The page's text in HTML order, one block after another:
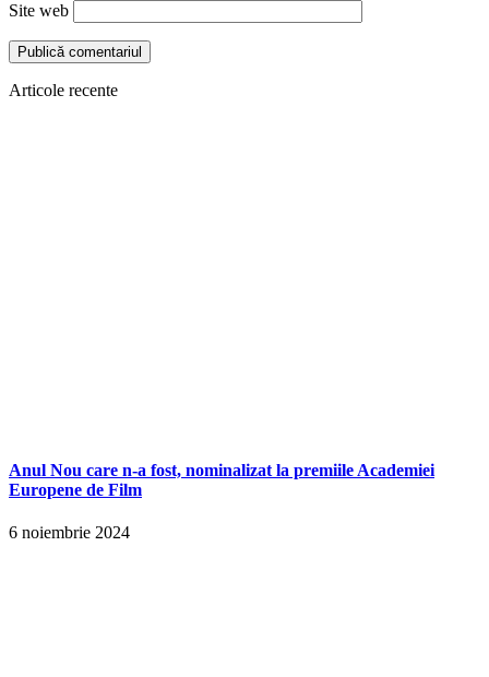
Site web
Articole recente
Anul Nou care n-a fost, nominalizat la premiile Academiei
Europene de Film
6 noiembrie 2024